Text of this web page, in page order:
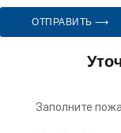
ОТПРАВИТЬ ⟶
Заполните